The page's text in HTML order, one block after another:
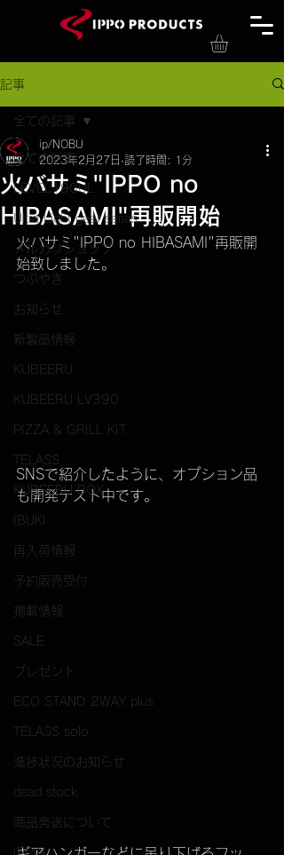
記事
全ての記事
LEVEL190UL
Ultra Light gear series
メルカリショップ
つぶやき
お知らせ
新製品情報
KUBEERU
KUBEERU LV390
PIZZA & GRILL KIT
TELASS
KUBEERU BOX
IBUKI
再入荷情報
予約販売受付
掲載情報
SALE
プレゼント
ECO STAND 2WAY plus
TELASS solo
進捗状況のお知らせ
dead stock
商品発送について
IPPIN
全ての記事
火バサミ"IPPO no
HIBASAMI"再販開始
ip/NOBU
2023年2月27日 読了時間: 1分
火バサミ"IPPO no HIBASAMI"再販開
始致しました。
SNSで紹介したように、オプション品
も開発テスト中です。